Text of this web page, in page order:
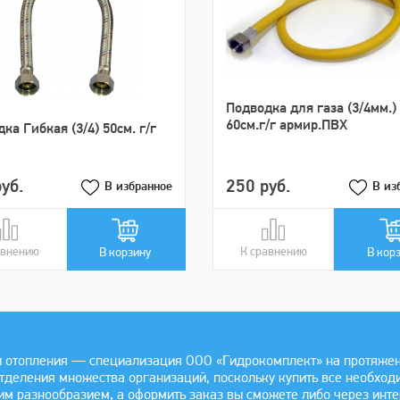
Гибкая (3/4) 50см. г/г
В избранное
В корзину
Подводка для газа (3/4мм.)
60см.г/г армир.ПВХ
250 руб. В
К сравнению
В сравнении В
— специализация ООО «Гидрокомплект» на
множества организаций, поскольку купить все
разнообразием, а оформить заказ вы сможете либо через